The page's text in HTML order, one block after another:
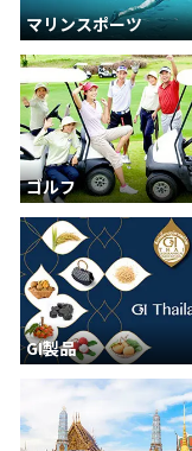
マリンスポーツ
ゴルフ
GI製品